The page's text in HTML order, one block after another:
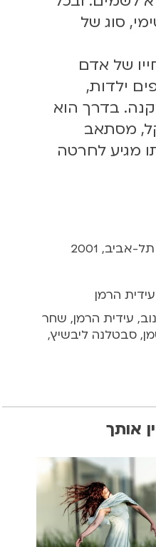
סוג של
של אדם
ילדות,
בדרך הוא
מסתאב
מגיע לחרטה
אביב, 2001
הרמן
עידית הרמן, שחר
סבטלנה ליבשיץ,
אותך